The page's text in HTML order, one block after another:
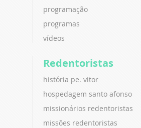
programação
programas
vídeos
Redentoristas
história pe. vitor
hospedagem santo afonso
missionários redentoristas
missões redentoristas